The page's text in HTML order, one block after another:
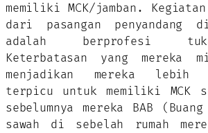
memiliki MCK/jamban.
dari pasangan
adalah berprofesi
Keterbatasan yang mereka
menjadikan mereka lebih
terpicu untuk memiliki MCK
sebelumnya mereka BAB
sawah di sebelah rumah